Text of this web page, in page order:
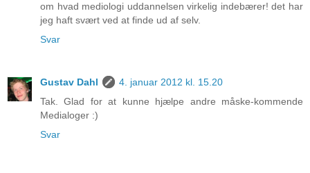
om hvad mediologi uddannelsen virkelig indebærer! det har
jeg haft svært ved at finde ud af selv.
Svar
Gustav Dahl
4. januar 2012 kl. 15.20
Tak. Glad for at kunne hjælpe andre måske-kommende
Medialoger :)
Svar